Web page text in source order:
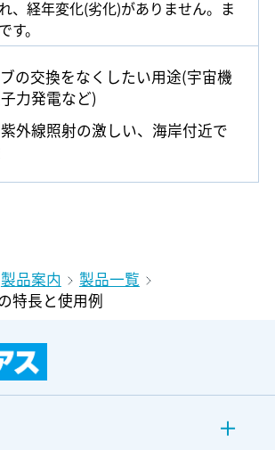
、経年変化(劣化)がありません。ま
す。
の交換をなくしたい用途(宇宙機
力発電など)
外線照射の激しい、海岸付近で
製品案内
製品一覧
特長と使用例